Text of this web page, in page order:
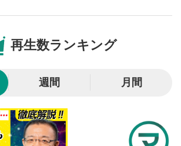
止
は一時停止します。
10秒送り
き戻し/早送りします。
ています。再生したい位置をクリック
から動画が再生されます。
度の設定
再生数ランキング
週間 月間